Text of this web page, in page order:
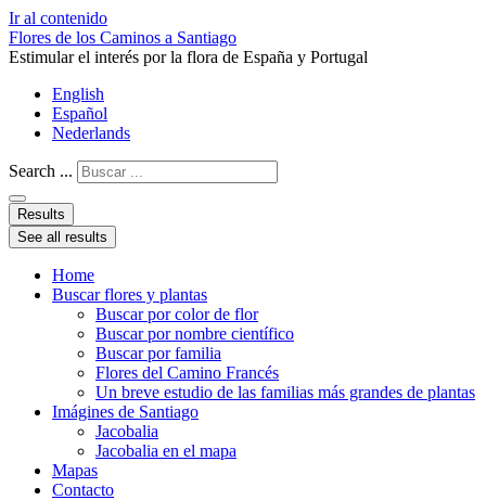
Ir al contenido
Flores de los Caminos a Santiago
Estimular el interés por la flora de España y Portugal
English
Español
Nederlands
Search ...
Results
See all results
Home
Buscar flores y plantas
Buscar por color de flor
Buscar por nombre científico
Buscar por familia
Flores del Camino Francés
Un breve estudio de las familias más grandes de plantas
Imágines de Santiago
Jacobalia
Jacobalia en el mapa
Mapas
Contacto